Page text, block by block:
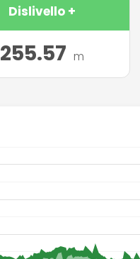
Dislivello +
255.57 m